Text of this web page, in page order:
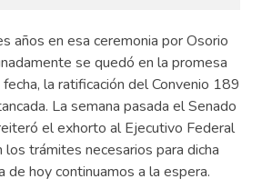
años en esa ceremonia por Osorio
se quedó en la promesa
fecha, la ratificación del Convenio 189
La semana pasada el Senado
el exhorto al Ejecutivo Federal
los trámites necesarios para dicha
de hoy continuamos a la espera.